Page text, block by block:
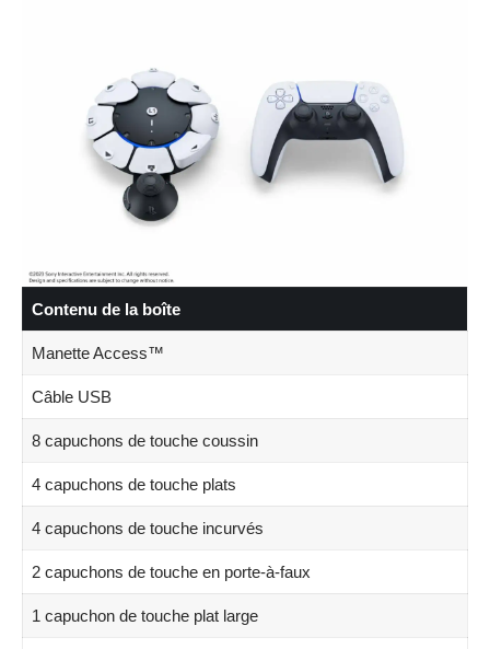
Contenu de la boîte
Manette Access™
Câble USB
8 capuchons de touche coussin
4 capuchons de touche plats
4 capuchons de touche incurvés
2 capuchons de touche en porte-à-faux
1 capuchon de touche plat large